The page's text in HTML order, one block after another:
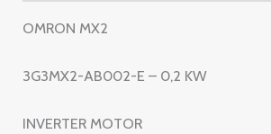
3G3MX2
E
OMRON MX2
3G3MX2-AB002-E – 0,2 KW
INVERTER MOTOR